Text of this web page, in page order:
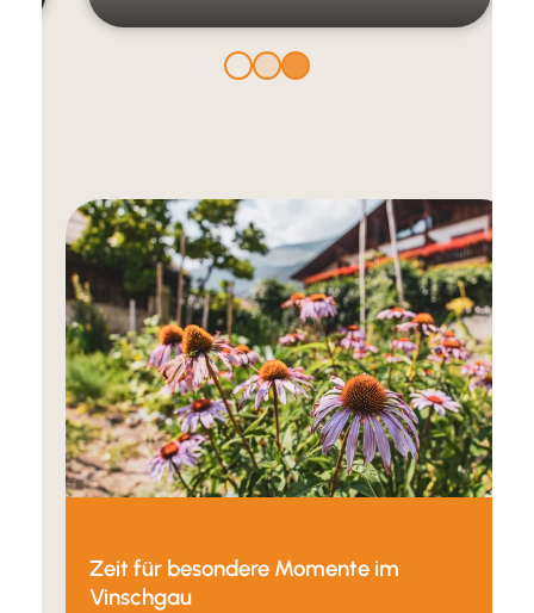
Zeit für besondere Momente im
Vinschgau